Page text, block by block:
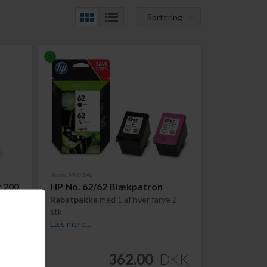
Sortering
200
Varenr. N9J71AE
HP No. 62/62 Blækpatron
Rabatpakke med 1 af hver farve 2
stk
Læs mere...
362,00 DKK